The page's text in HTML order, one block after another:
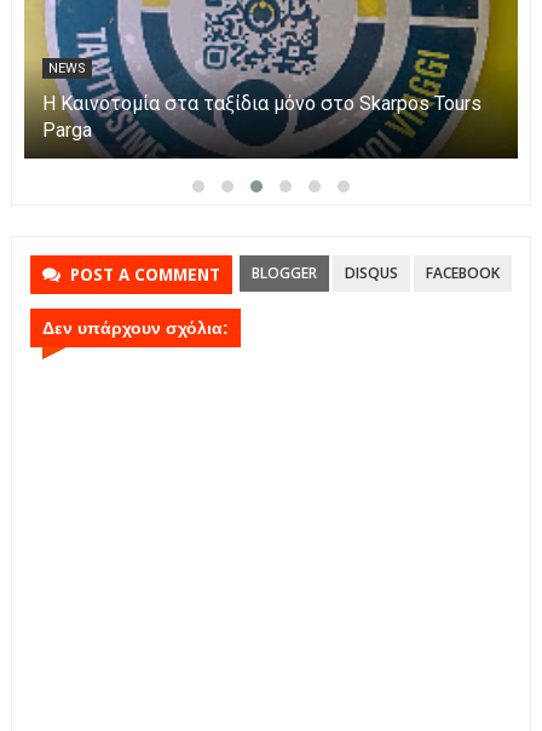
NEWS
Η Καινοτομία στα ταξίδια μόνο στο Skarpos Tours
Parga
POST A COMMENT BLOGGER DISQUS FACEBOOK
Δεν υπάρχουν σχόλια: